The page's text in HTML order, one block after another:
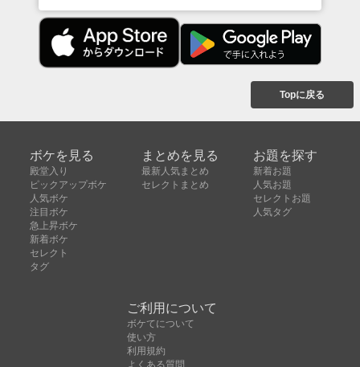
Topに戻る
ボケを見る
殿堂入り
ピックアップボケ
人気ボケ
注目ボケ
急上昇ボケ
新着ボケ
セレクト
タグ
まとめを見る
最新人気まとめ
セレクトまとめ
お題を探す
新着お題
人気お題
セレクトお題
人気タグ
ご利用について
ボケてについて
使い方
利用規約
よくある質問